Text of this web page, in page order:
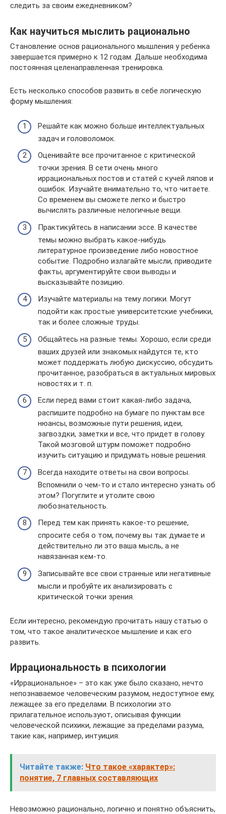
следить за своим ежедневником?
Как научиться мыслить рационально
Становление основ рационального мышления у ребенка
завершается примерно к 12 годам. Дальше необходима
постоянная целенаправленная тренировка.
Есть несколько способов развить в себе логическую
форму мышления:
Решайте как можно больше интеллектуальных
задач и головоломок.
Оценивайте все прочитанное с критической
точки зрения. В сети очень много
иррациональных постов и статей с кучей ляпов и
ошибок. Изучайте внимательно то, что читаете.
Со временем вы сможете легко и быстро
вычислять различные нелогичные вещи.
Практикуйтесь в написании эссе. В качестве
темы можно выбрать какое-нибудь
литературное произведение либо новостное
событие. Подробно излагайте мысли, приводите
факты, аргументируйте свои выводы и
высказывайте позицию.
Изучайте материалы на тему логики. Могут
подойти как простые университетские учебники,
так и более сложные труды.
Общайтесь на разные темы. Хорошо, если среди
ваших друзей или знакомых найдутся те, кто
может поддержать любую дискуссию, обсудить
прочитанное, разобраться в актуальных мировых
новостях и т. п.
Если перед вами стоит какая-либо задача,
распишите подробно на бумаге по пунктам все
нюансы, возможные пути решения, идеи,
загвоздки, заметки и все, что придет в голову.
Такой мозговой штурм поможет подробно
изучить ситуацию и придумать новые решения.
Всегда находите ответы на свои вопросы.
Вспомнили о чем-то и стало интересно узнать об
этом? Погуглите и утолите свою
любознательность.
Перед тем как принять какое-то решение,
спросите себя о том, почему вы так думаете и
действительно ли это ваша мысль, а не
навязанная кем-то.
Записывайте все свои странные или негативные
мысли и пробуйте их анализировать с
критической точки зрения.
Если интересно, рекомендую прочитать нашу статью о
том, что такое аналитическое мышление и как его
развить.
Иррациональность в психологии
«Иррациональное» – это как уже было сказано, нечто
непознаваемое человеческим разумом, недоступное ему,
лежащее за его пределами. В психологии это
прилагательное используют, описывая функции
человеческой психики, лежащие за пределами разума,
такие как, например, интуиция.
Читайте также: Что такое «характер»:
понятие, 7 главных составляющих
Невозможно рационально, логично и понятно объяснить,